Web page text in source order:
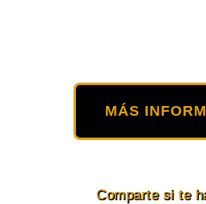
MÁS
Comparte si te